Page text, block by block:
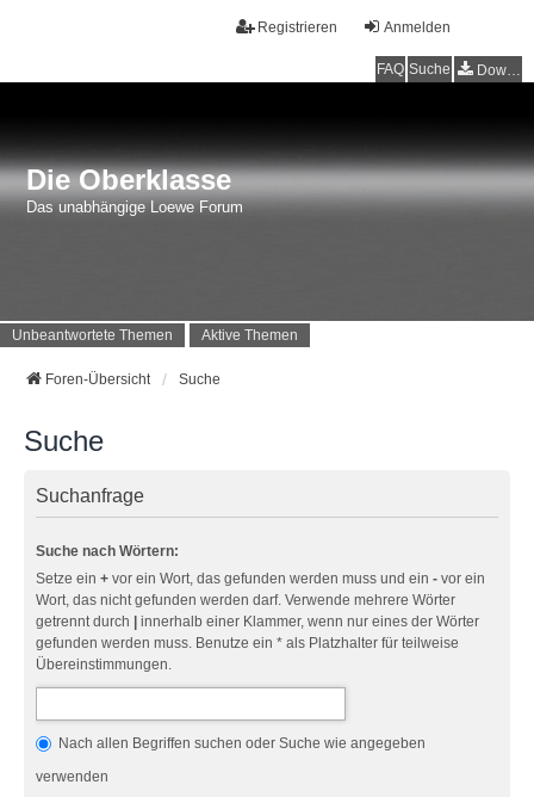
Anmelden
Registrieren
FAQ Suche Downloads
Die Oberklasse
Das unabhängige Loewe Forum
Unbeantwortete Themen Aktive Themen
Foren-Übersicht Suche
Suche
Suchanfrage
Suche nach Wörtern:
Setze ein + vor ein Wort, das gefunden werden muss und ein - vor ein
Wort, das nicht gefunden werden darf. Verwende mehrere Wörter
getrennt durch
innerhalb einer Klammer, wenn nur eines der Wörter
gefunden werden muss. Benutze ein * als Platzhalter für teilweise
Übereinstimmungen.
Nach allen Begriffen suchen oder Suche wie angegeben
verwenden